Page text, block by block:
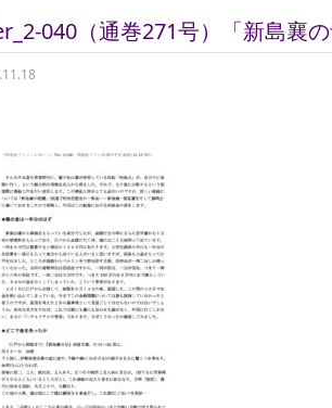
040（通巻271号）「新島襄